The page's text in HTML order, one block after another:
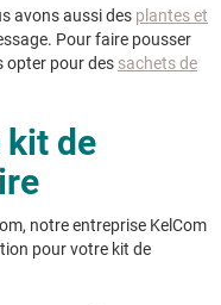
avons aussi des plantes et
Pour faire pousser
opter pour des sachets de
kit de
notre entreprise KelCom
pour votre kit de